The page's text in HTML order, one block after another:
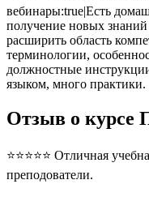
вебинары:true|Есть
получение новых
расширить область
терминологии,
должностные
языком, много
Отзыв о курсе
⭐⭐⭐⭐⭐ Отличная
преподователи.